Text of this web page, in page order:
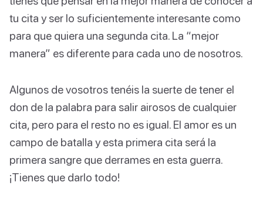
tu cita y ser lo suficientemente interesante como
para que quiera una segunda cita. La “mejor
manera” es diferente para cada uno de nosotros.
Algunos de vosotros tenéis la suerte de tener el
don de la palabra para salir airosos de cualquier
cita, pero para el resto no es igual. El amor es un
campo de batalla y esta primera cita será la
primera sangre que derrames en esta guerra.
¡Tienes que darlo todo!